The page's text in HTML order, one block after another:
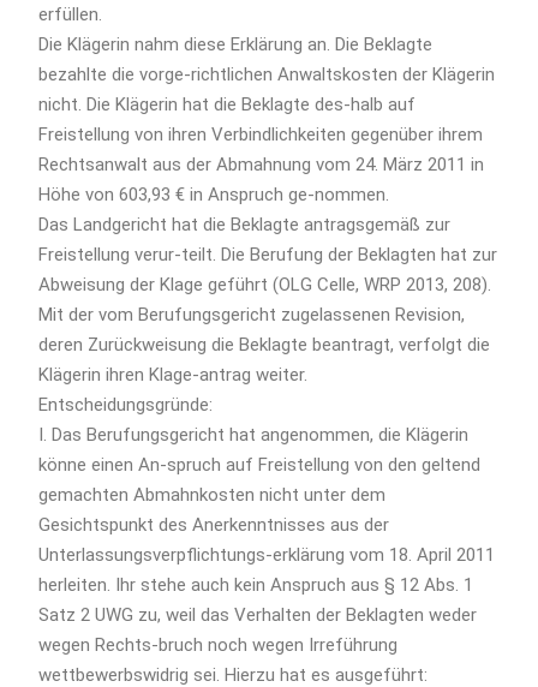
erfüllen.
Die Klägerin nahm diese Erklärung an. Die Beklagte
bezahlte die vorge-richtlichen Anwaltskosten der Klägerin
nicht. Die Klägerin hat die Beklagte des-halb auf
Freistellung von ihren Verbindlichkeiten gegenüber ihrem
Rechtsanwalt aus der Abmahnung vom 24. März 2011 in
Höhe von 603,93 € in Anspruch ge-nommen.
Das Landgericht hat die Beklagte antragsgemäß zur
Freistellung verur-teilt. Die Berufung der Beklagten hat zur
Abweisung der Klage geführt (OLG Celle, WRP 2013, 208).
Mit der vom Berufungsgericht zugelassenen Revision,
deren Zurückweisung die Beklagte beantragt, verfolgt die
Klägerin ihren Klage-antrag weiter.
Entscheidungsgründe:
I. Das Berufungsgericht hat angenommen, die Klägerin
könne einen An-spruch auf Freistellung von den geltend
gemachten Abmahnkosten nicht unter dem
Gesichtspunkt des Anerkenntnisses aus der
Unterlassungsverpflichtungs-erklärung vom 18. April 2011
herleiten. Ihr stehe auch kein Anspruch aus § 12 Abs. 1
Satz 2 UWG zu, weil das Verhalten der Beklagten weder
wegen Rechts-bruch noch wegen Irreführung
wettbewerbswidrig sei. Hierzu hat es ausgeführt: